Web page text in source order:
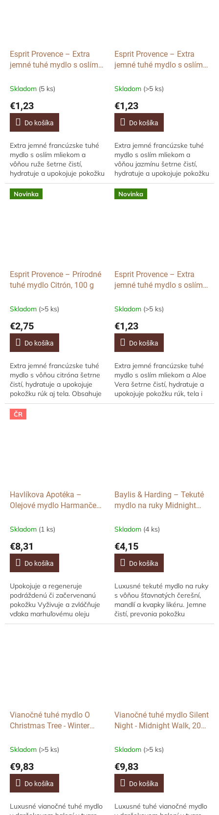
Esprit Provence – Extra
jemné tuhé mydlo s oslím
Skladom (5 ks)
€1,23
Do košíka
Extra jemné francúzske tuhé
mydlo s oslím mliekom a
vôňou ruže šetrne čistí,
hydratuje a upokojuje pokožku
rúk, tela i tváre. Obsahuje
98% prírodných ingrediencií,
mandľový olej...
Esprit Provence – Extra
jemné tuhé mydlo s oslím
Skladom (>5 ks)
€1,23
Do košíka
Extra jemné francúzske tuhé
mydlo s oslím mliekom a
vôňou jazmínu šetrne čistí,
hydratuje a upokojuje pokožku
rúk, tela i tváre. Obsahuje
98% prírodných ingrediencií a
vďaka...
Novinka
Esprit Provence – Prírodné
tuhé mydlo Citrón, 100 g
Skladom (>5 ks)
€2,75
Do košíka
Extra jemné francúzske tuhé
mydlo s vôňou citróna šetrne
čistí, hydratuje a upokojuje
pokožku rúk aj tela. Obsahuje
98% prírodných ingrediencií,
bambucké maslo a mandľový
olej...
Novinka
Esprit Provence – Extra
jemné tuhé mydlo s oslím
Skladom (>5 ks)
€1,23
Do košíka
Extra jemné francúzske tuhé
mydlo s oslím mliekom a Aloe
Vera šetrne čistí, hydratuje a
upokojuje pokožku rúk, tela i
tváre. Obsahuje 98%
ČR
Havlíkova Apotéka –
Olejové mydlo Harmanček,
Skladom (1 ks)
€8,31
Do košíka
Upokojuje a regeneruje
podráždenú či začervenanú
pokožku Vyživuje a zvláčňuje
vďaka marhuľovému oleju
Podporuje hojenie - oxid
Baylis & Harding – Tekuté
mydlo na ruky Midnight
Skladom (4 ks)
€4,15
Do košíka
Luxusné tekuté mydlo na ruky
s vôňou šťavnatých čerešní,
mandlí a kvapky likéru. Jemne
čistí, prevonia pokožku
sviatočnou atmosférou a
Vianočné tuhé mydlo O
Christmas Tree - Winter
Skladom (>5 ks)
€9,83
Do košíka
Luxusné vianočné tuhé mydlo
Vianočné tuhé mydlo Silent
Night - Midnight Walk, 200
Skladom (>5 ks)
€9,83
Do košíka
Luxusné tuhé vianočné mydlo